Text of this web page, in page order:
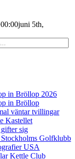
juni 5th,
in Bröllop 2026
in Bröllop
väntar tvillingar
Kastellet
sig
Golfklubb
USA
Kettle Club